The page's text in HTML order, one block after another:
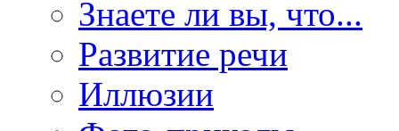
Знаете ли вы, что...
Развитие речи
Иллюзии